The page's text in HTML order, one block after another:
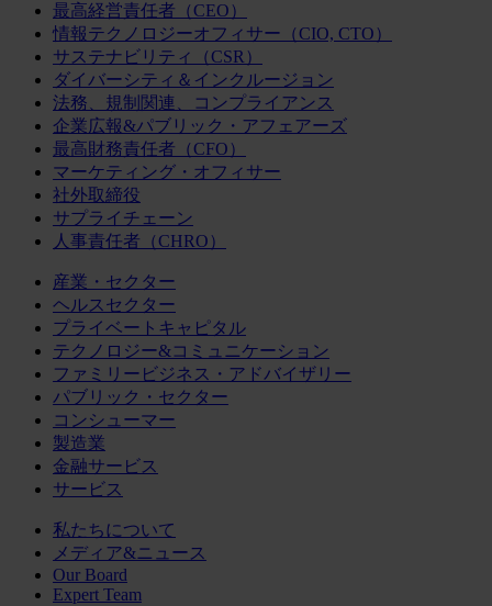
最高経営責任者（CEO）
情報テクノロジーオフィサー（CIO, CTO）
サステナビリティ（CSR）
ダイバーシティ＆インクルージョン
法務、規制関連、コンプライアンス
企業広報&パブリック・アフェアーズ
最高財務責任者（CFO）
マーケティング・オフィサー
社外取締役
サプライチェーン
人事責任者（CHRO）
産業・セクター
ヘルスセクター
プライベートキャピタル
テクノロジー&コミュニケーション
ファミリービジネス・アドバイザリー
パブリック・セクター
コンシューマー
製造業
金融サービス
サービス
私たちについて
メディア&ニュース
Our Board
Expert Team